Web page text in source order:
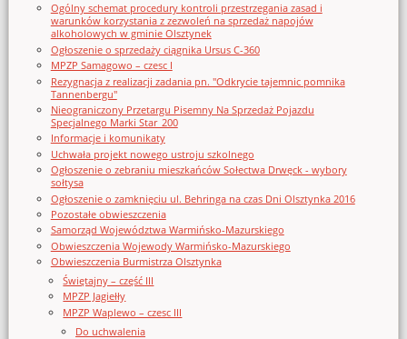
Ogólny schemat procedury kontroli przestrzegania zasad i
warunków korzystania z zezwoleń na sprzedaż napojów
alkoholowych w gminie Olsztynek
Ogłoszenie o sprzedaży ciągnika Ursus C-360
MPZP Samagowo – czesc I
Rezygnacja z realizacji zadania pn. "Odkrycie tajemnic pomnika
Tannenbergu"
Nieograniczony Przetargu Pisemny Na Sprzedaż Pojazdu
Specjalnego Marki Star_200
Informacje i komunikaty
Uchwała projekt nowego ustroju szkolnego
Ogłoszenie o zebraniu mieszkańców Sołectwa Drwęck - wybory
sołtysa
Ogłoszenie o zamknięciu ul. Behringa na czas Dni Olsztynka 2016
Pozostałe obwieszczenia
Samorząd Województwa Warmińsko-Mazurskiego
Obwieszczenia Wojewody Warmińsko-Mazurskiego
Obwieszczenia Burmistrza Olsztynka
Świętajny – część III
MPZP Jagiełły
MPZP Waplewo – czesc III
Do uchwalenia